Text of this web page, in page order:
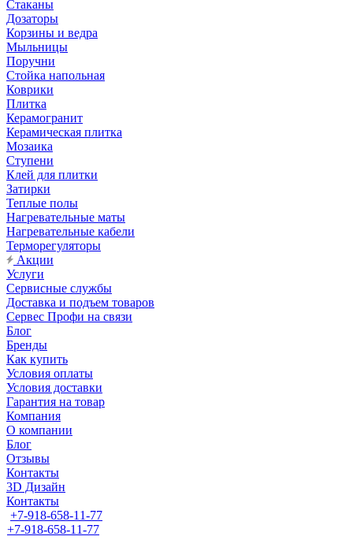
Стаканы
Дозаторы
Корзины и ведра
Мыльницы
Поручни
Стойка напольная
Коврики
Плитка
Керамогранит
Керамическая плитка
Мозаика
Ступени
Клей для плитки
Затирки
Теплые полы
Нагревательные маты
Нагревательные кабели
Терморегуляторы
Акции
Услуги
Сервисные службы
Доставка и подъем товаров
Сервес Профи на связи
Блог
Бренды
Как купить
Условия оплаты
Условия доставки
Гарантия на товар
Компания
О компании
Блог
Отзывы
Контакты
3D Дизайн
Контакты
+7-918-658-11-77
+7-918-658-11-77